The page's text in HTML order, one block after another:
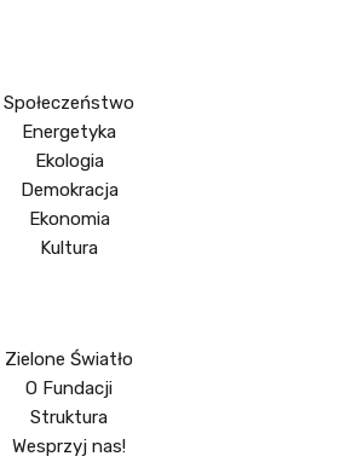
Społeczeństwo
Energetyka
Ekologia
Demokracja
Ekonomia
Kultura
Zielone Światło
O Fundacji
Struktura
Wesprzyj nas!